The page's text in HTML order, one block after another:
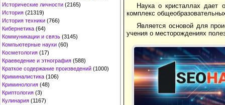
Исторические личности (2165)
История (21319)
История техники (766)
Кибернетика (64)
Коммуникации и связь (3145)
Компьютерные науки (60)
Косметология (17)
Краеведение и этнография (588)
Краткое содержание произведений (1000)
Криминалистика (106)
Криминология (48)
Криптология (3)
Кулинария (1167)
Наука о кристаллах дает
комплекс
Является основой для
учения о месторождениях